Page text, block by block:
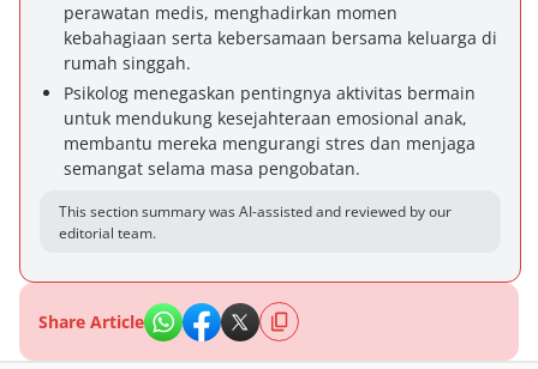
perawatan medis, menghadirkan momen
kebahagiaan serta kebersamaan bersama keluarga di
rumah singgah.
Psikolog menegaskan pentingnya aktivitas bermain
untuk mendukung kesejahteraan emosional anak,
membantu mereka mengurangi stres dan menjaga
semangat selama masa pengobatan.
This section summary was AI-assisted and reviewed by our
editorial team.
Share Article